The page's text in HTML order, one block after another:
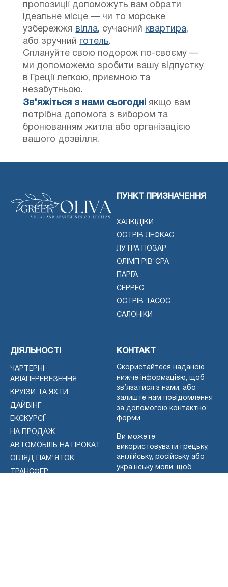
пропозиції допоможуть вам обрати
ідеальне місце — чи то морське
узбережжя вілла, сучасний квартира,
або зручний готель.
Сплануйте свою подорож по-своєму —
ми допоможемо зробити вашу відпустку
в Греції легкою, приємною та
незабутньою.
Зв'яжіться з нами сьогодні якщо вам
потрібна допомога з вибором та
бронюванням житла або організацією
вашого дозвілля.
ПУНКТ ПРИЗНАЧЕННЯ
ХАЛКІДІКИ
ОСТРІВ ЛЕФКАС
ЛУТРА ПОЗАР
ОЛІМП РІВ'ЄРА
ПАРГА
СЕРРЕС
ОСТРІВ ТАСОС
САЛОНІКИ
ДІЯЛЬНОСТІ
ЧАРТЕРНІ
АВІАПЕРЕВЕЗЕННЯ
КРУЇЗИ ТА ЯХТИ
ДАЙВІНГ
ЕКСКУРСІЇ
НА ПРОДАЖ
АВТОМОБІЛЬ НА ПРОКАТ
ОГЛЯД ПАМ'ЯТОК
ТРАНСФЕР
КОНТАКТ
Скористайтеся наданою
нижче інформацією, щоб
зв’язатися з нами, або
залиште нам повідомлення
за допомогою контактної
форми.
Ви можете
використовувати грецьку,
англійську, російську або
українську мови, щоб